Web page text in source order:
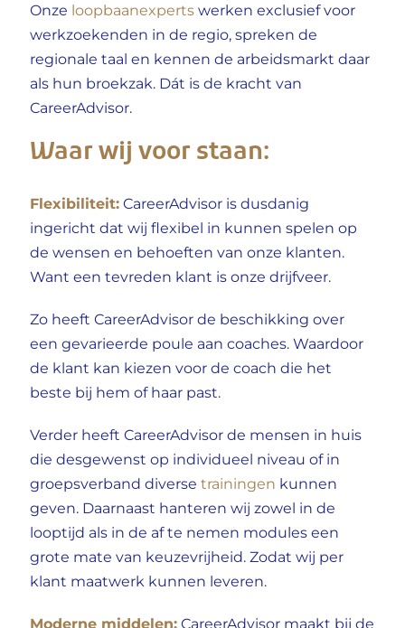
Onze loopbaanexpertswerken exclusief voor
werkzoekenden in de regio, spreken de
regionale taal en kennen de arbeidsmarkt daar
als hun broekzak. Dát is de kracht van
CareerAdvisor.
Waar wij voor staan:
Flexibiliteit:CareerAdvisor is dusdanig
ingericht dat wij flexibel in kunnen spelen op
de wensen en behoeften van onze klanten.
Want een tevreden klant is onze drijfveer.
Zo heeft CareerAdvisor de beschikking over
een gevarieerde poule aan coaches. Waardoor
de klant kan kiezen voor de coach die het
beste bij hem of haar past.
Verder heeft CareerAdvisor de mensen in huis
die desgewenst op individueel niveau of in
groepsverband diverse trainingen kunnen
geven. Daarnaast hanteren wij zowel in de
looptijd als in de af te nemen modules een
grote mate van keuzevrijheid. Zodat wij per
klant maatwerk kunnen leveren.